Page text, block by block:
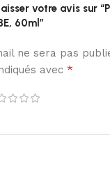
votre avis sur
60ml”
ne sera pas
avec *